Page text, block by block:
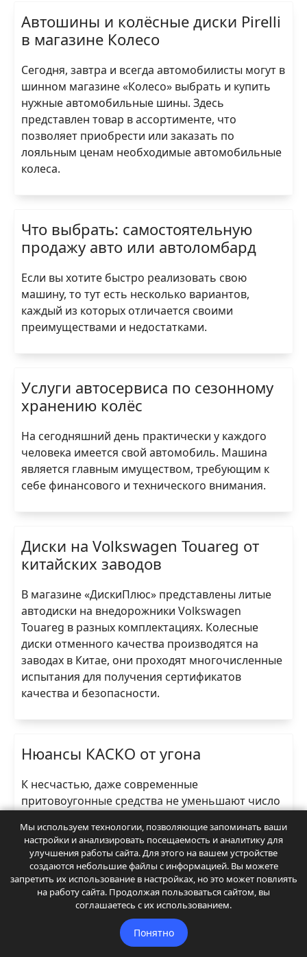
Автошины и колёсные диски Pirelli
в магазине Колесо
Сегодня, завтра и всегда автомобилисты могут в
шинном магазине «Колесо» выбрать и купить
нужные автомобильные шины. Здесь
представлен товар в ассортименте, что
позволяет приобрести или заказать по
лояльным ценам необходимые автомобильные
колеса.
Что выбрать: самостоятельную
продажу авто или автоломбард
Если вы хотите быстро реализовать свою
машину, то тут есть несколько вариантов,
каждый из которых отличается своими
преимуществами и недостатками.
Услуги автосервиса по сезонному
хранению колёс
На сегодняшний день практически у каждого
человека имеется свой автомобиль. Машина
является главным имуществом, требующим к
себе финансового и технического внимания.
Диски на Volkswagen Touareg от
китайских заводов
В магазине «ДискиПлюс» представлены литые
автодиски на внедорожники Volkswagen
Touareg в разных комплектациях. Колесные
диски отменного качества производятся на
заводах в Китае, они проходят многочисленные
испытания для получения сертификатов
качества и безопасности.
Нюансы КАСКО от угона
К несчастью, даже современные
притовоугонные средства не уменьшают число
если у них дорогой авто представительского
класса, должны делать все возможное, чтобы
обеспечить сохранность своего железного
коня. Уверенность и спокойствие в целостности
авто достигается с помощью платных стоянок и
гаражей, установки сигнализации, а также
Мы используем технологии, позволяющие запоминать ваши
настройки и анализировать посещаемость и аналитику для
улучшения работы сайта. Для этого на вашем устройстве
создаются небольшие файлы с информацией. Вы можете
запретить их использование в настройках, но это может повлиять
на работу сайта. Продолжая пользоваться сайтом, вы
соглашаетесь с их использованием.
Понятно